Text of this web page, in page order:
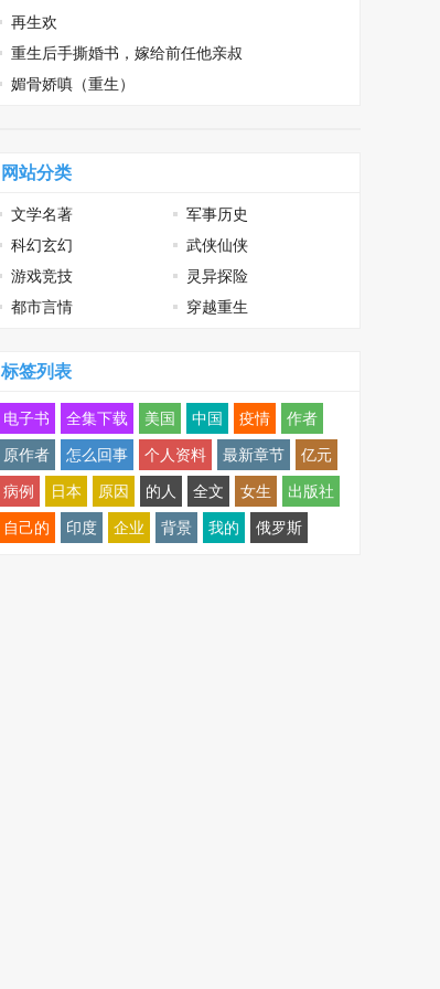
再生欢
重生后手撕婚书，嫁给前任他亲叔
媚骨娇嗔（重生）
网站分类
文学名著
军事历史
科幻玄幻
武侠仙侠
游戏竞技
灵异探险
都市言情
穿越重生
标签列表
电子书 全集下载 美国 中国 疫情 作者
原作者 怎么回事 个人资料 最新章节 亿元
病例 日本 原因 的人 全文 女生 出版社
自己的 印度 企业 背景 我的 俄罗斯